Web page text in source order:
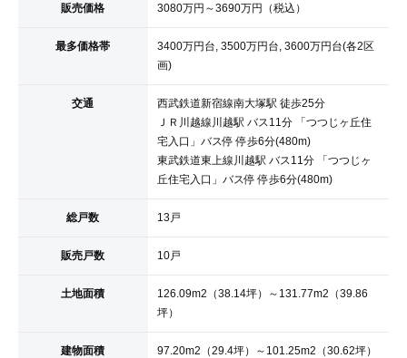
販売価格 3080万円 ～3690万円 （税込）
最多価格帯
3400万円台, 3500万円台, 3600万円台(各2区
画)
交通 西武鉄道新宿線南大塚駅 徒歩25分
ＪＲ川越線 川越駅 バス11分
「つつじヶ丘住
宅入口」 バス停 停歩6分(480m)
東武鉄道東上線 川越駅 バス11分
「つつじヶ
丘住宅入口」 バス停 停歩6分(480m)
総戸数 13戸
販売戸数 10戸
土地面積 126.09m2 （38.14坪） ～131.77m2 （39.86
坪）
建物面積 97.20m2 （29.4坪） ～101.25m2 （30.62坪）